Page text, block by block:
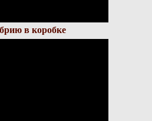
в коробке